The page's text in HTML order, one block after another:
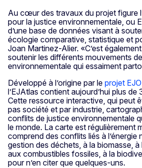
Au cœur des travaux du projet figure
pour la justice environnementale, ou
d’une base de données visant à
écologie comparative, statistique et
Joan Martinez-Alier. «C’est
soutenir les différents mouvements
environnementale qui essaiment
Développé à l’origine par le projet
l’EJAtlas contient aujourd’hui plus
Cette ressource interactive, qui peut
pas société et par industrie,
conflits de justice environnementale
le monde. La carte est régulièrement
comprend des conflits liés à l’énergie
gestion des déchets, à la biomasse, à
aux combustibles fossiles, à la
pour n’en citer que quelques-uns.